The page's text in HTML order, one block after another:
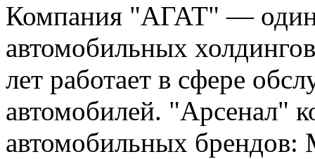
Компания "АГАТ" —
автомобильных
лет работает в сфере
автомобилей. "Арсенал"
автомобильных